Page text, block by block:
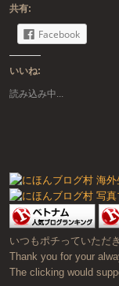
共有:
Facebook
いいね:
読み込み中...
いつもポチっていただ
Thank you for your
The clicking would